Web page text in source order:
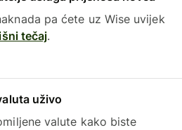
pa ćete uz Wise uvijek
tečaj.
uživo
valute kako biste